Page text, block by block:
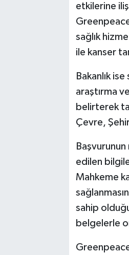
etkilerine
sağlık
ile kanser
Bakanlık
araştırma
belirterek
Çevre,
edilen
Mahkeme
sahip
belgelerle
Greenpeace